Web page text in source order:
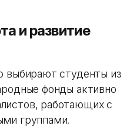
и развитие
выбирают студенты из
фонды активно
работающих с
группами.